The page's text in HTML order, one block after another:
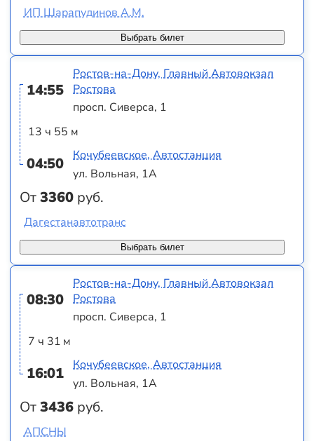
Выбрать билет
ИП Шарапудинов А.М.
14:55
13 ч 55 м
04:50
От3360 руб.
Ростов-на-Дону, Главный Автовокзал
Ростова
просп. Сиверса, 1
Кочубеевское, Автостанция
ул. Вольная, 1А
Выбрать билет
Дагестанавтотранс
08:30
7 ч 31 м
16:01
От3436 руб.
Ростов-на-Дону, Главный Автовокзал
Ростова
просп. Сиверса, 1
Кочубеевское, Автостанция
ул. Вольная, 1А
АПСНЫ